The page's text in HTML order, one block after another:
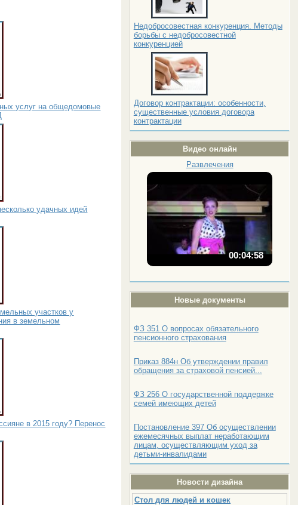
Недобросовестная конкуренция. Методы
борьбы с недобросовестной
конкуренцией
Договор контрактации: особенности,
существенные условия договора
контрактации
Видео онлайн
Развлечения
00:04:58
Новые документы
ФЗ 351 О вопросах обязательного
пенсионного страхования
Приказ 884н Об утверждении правил
обращения за страховой пенсией...
ФЗ 256 О государственной поддержке
семей имеющих детей
Постановление 397 Об осуществлении
ежемесячных выплат неработающим
лицам, осуществляющим уход за
детьми-инвалидами
Новости дизайна
Стол для людей и кошек
услуг на общедомовые
удачных идей
участков у
в земельном
в 2015 году? Перенос